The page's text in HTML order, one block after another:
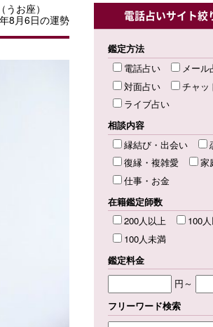
うお座）
8月6日の運勢
電話占いサイト絞
鑑定方法
電話占い
メール
対面占い
チャッ
ライブ占い
相談内容
縁結び・出会い
復縁・複雑愛
家
仕事・お金
在籍鑑定師数
200人以上
100
100人未満
鑑定料金
円～
フリーワード検索